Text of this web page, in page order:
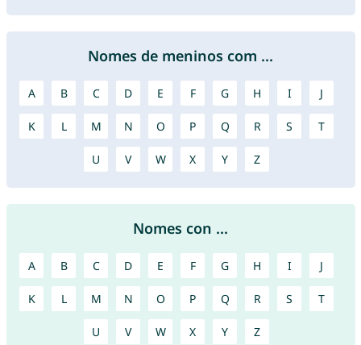
Nomes de meninos com ...
A B C D E F G H I J
K L M N O P Q R S T
U V W X Y Z
Nomes con ...
A B C D E F G H I J
K L M N O P Q R S T
U V W X Y Z